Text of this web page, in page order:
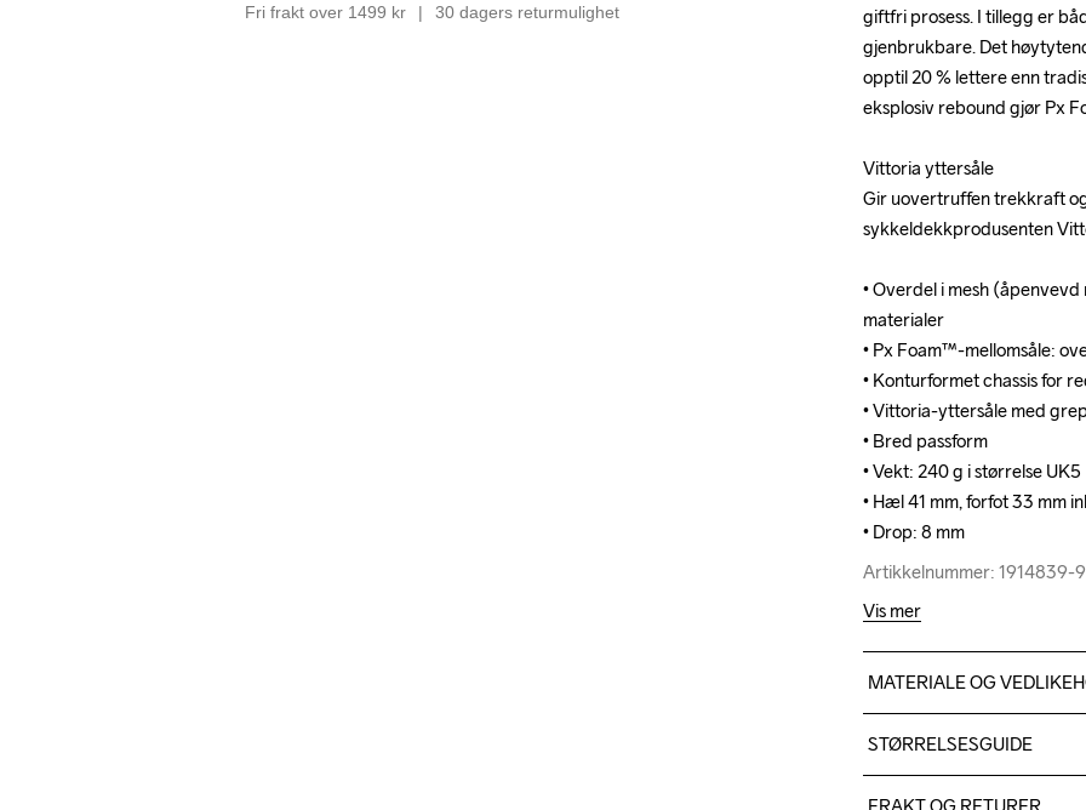
Fri frakt over 1499 kr 30 dagers returmulighet
giftfri prosess. I tillegg er
gjenbrukbare. Det
opptil 20 % lettere enn
eksplosiv rebound gjør Px
Vittoria yttersåle
Gir uovertruffen trekkraft
sykkeldekkprodusenten
• Overdel i mesh
materialer
• Px Foam™-mellomsåle:
• Konturformet chassis for
• Vittoria-yttersåle med
• Bred passform
• Vekt: 240 g i størrelse UK5
• Hæl 41 mm, forfot 33 mm
• Drop: 8 mm
Artikkelnummer: 1914839-
giftfri prosess. I tillegg er
gjenbrukbare. Det
opptil 20 % lettere enn
eksplosiv rebound gjør Px
Vittoria yttersåle
Gir uovertruffen trekkraft
sykkeldekkprodusenten
• Overdel i mesh
materialer
• Px Foam™-mellomsåle:
• Konturformet chassis for
• Vittoria-yttersåle med
• Bred passform
• Vekt: 240 g i størrelse UK5
• Hæl 41 mm, forfot 33 mm
• Drop: 8 mm
Artikkelnummer: 1914839-
Vis mer
MATERIALE OG
STØRRELSESGUIDE